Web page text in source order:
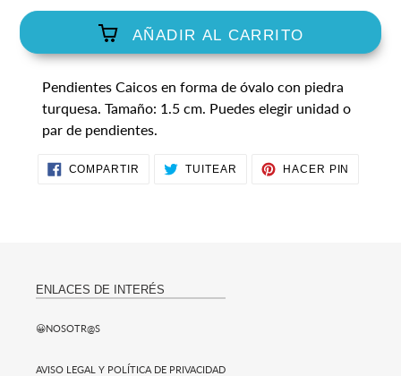
AÑADIR AL CARRITO
producto
carrito
Pendientes Caicos en forma de óvalo con piedra
turquesa. Tamaño: 1.5 cm. Puedes elegir unidad o
par de pendientes.
COMPARTIR COMPARTIRTUITEAR TUITEARHACER PIN
ENLACES DE INTERÉS
😀NOSOTR@S
AVISO LEGAL Y POLÍTICA DE PRIVACIDAD